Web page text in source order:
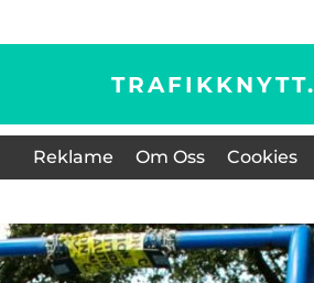
TRAFIKKNYTT.
Reklame Om Oss Cookies